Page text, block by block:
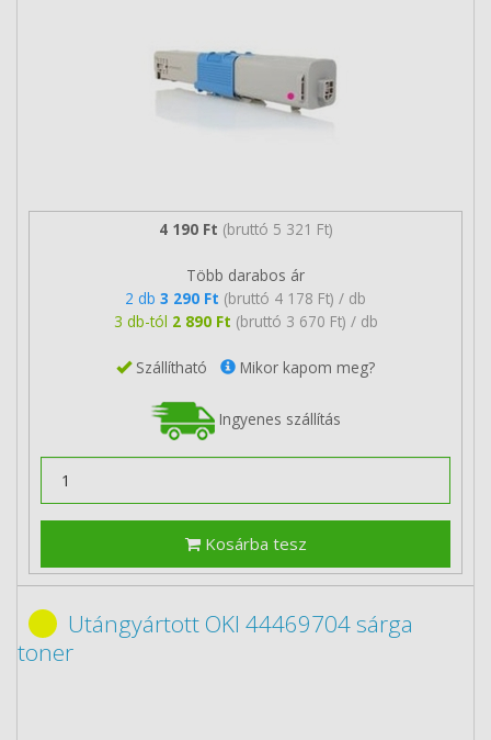
4 190 Ft (bruttó 5 321 Ft)
Több darabos ár
2 db 3 290 Ft (bruttó 4 178 Ft) / db
3 db-tól 2 890 Ft (bruttó 3 670 Ft) / db
Szállítható Mikor kapom meg?
Ingyenes szállítás
Kosárba tesz
Utángyártott OKI 44469704 sárga
toner